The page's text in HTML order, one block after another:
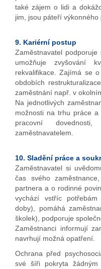
také zájem o lidi a
jim, jsou páteří výkonného
9. Kariérní postup
Zaměstnavatel
umožňuje zvyšování
rekvalifikace. Zajímá se
obdobích
zaměstnání např. v
Na jednotlivých
možnosti na trhu práce
pracovní
zaměstnavatelem.
10. Sladění práce a
Zaměstnavatel si
čas svého
partnera a o rodinné
vychází vstříc
doby), pomáhá
školek), podporuje
Zaměstnanci informují
navrhují možná opatření.
Ochrana před
své šíři pokryta